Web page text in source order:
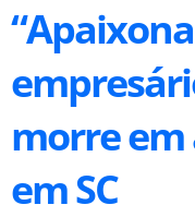
morre
em SC